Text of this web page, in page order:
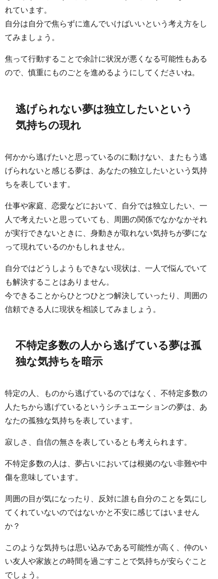
れています。
自分は自分で焦らずに進んでいけばいいという考え方をし
てみましょう。
焦って行動することで余計に状況が悪くなる可能性もある
ので、慎重にものごとを進めるようにしてくださいね。
逃げられない夢は独立したいという
気持ちの現れ
何かから逃げたいと思っているのに動けない、またもう逃
げられないと感じる夢は、あなたの独立したいという気持
ちを表しています。
仕事や家庭、恋愛などにおいて、自分では独立したい、一
人で考えたいと思っていても、周囲の関係でなかなかそれ
が実行できないときに、身動きが取れない気持ちが夢にな
って現れているのかもしれません。
自分ではどうしようもできない現状は、一人で悩んでいて
も解決することはありません。
今できることからひとつひとつ解決していったり、周囲の
信頼できる人に現状を相談してみましょう。
不特定多数の人から逃げている夢は孤
独な気持ちを暗示
特定の人、ものから逃げているのではなく、不特定多数の
人たちから逃げているというシチュエーションの夢は、あ
なたの孤独な気持ちを表しています。
寂しさ、自信の無さを表しているとも考えられます。
不特定多数の人は、夢占いにおいては根拠のない非難や中
傷を意味しています。
周囲の目が気になったり、反対に誰も自分のことを気にし
てくれていないのではないかと不安に感じてはいません
か？
このような気持ちは思い込みである可能性が高く、仲のい
い友人や家族との時間を過ごすことで気持ちが安らぐこと
でしょう。